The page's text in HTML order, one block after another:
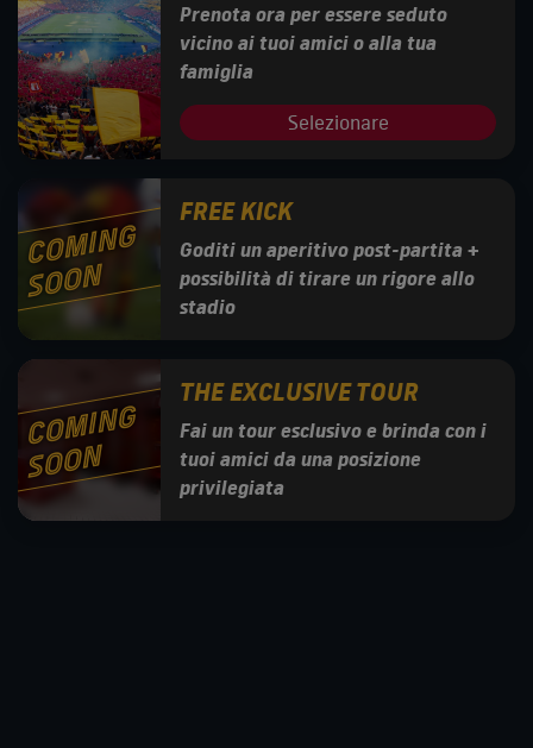
Prenota ora per essere seduto
vicino ai tuoi amici o alla tua
famiglia
Selezionare
C
O
MI
N
G
S
O
O
N
FREE KICK
Goditi un aperitivo post-partita +
possibilità di tirare un rigore allo
stadio
C
O
MI
N
G
S
O
O
N
THE EXCLUSIVE TOUR
Fai un tour esclusivo e brinda con i
tuoi amici da una posizione
privilegiata